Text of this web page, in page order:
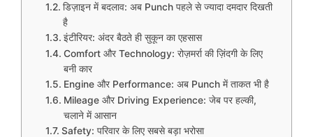
डिज़ाइन में बदलाव: अब Punch पहले से ज्यादा दमदार दिखती
है
इंटीरियर: अंदर बैठते ही सुकून का एहसास
Comfort और Technology: रोज़मर्रा की ज़िंदगी के लिए
बनी कार
Engine और Performance: अब Punch में ताकत भी है
Mileage और Driving Experience: जेब पर हल्की,
चलाने में आसान
Safety: परिवार के लिए सबसे बड़ा भरोसा